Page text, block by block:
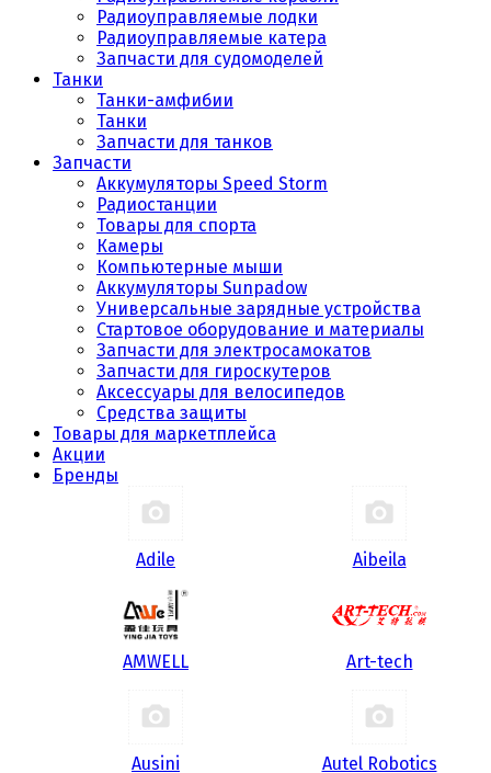
Радиоуправляемые лодки
Радиоуправляемые катера
Запчасти для судомоделей
Танки
Танки-амфибии
Танки
Запчасти для танков
Запчасти
Аккумуляторы Speed Storm
Радиостанции
Товары для спорта
Камеры
Компьютерные мыши
Аккумуляторы Sunpadow
Универсальные зарядные устройства
Стартовое оборудование и материалы
Запчасти для электросамокатов
Запчасти для гироскутеров
Аксессуары для велосипедов
Средства защиты
Товары для маркетплейса
Акции
Бренды
Adile Aibeila
AMWELL Art-tech
Ausini Autel Robotics